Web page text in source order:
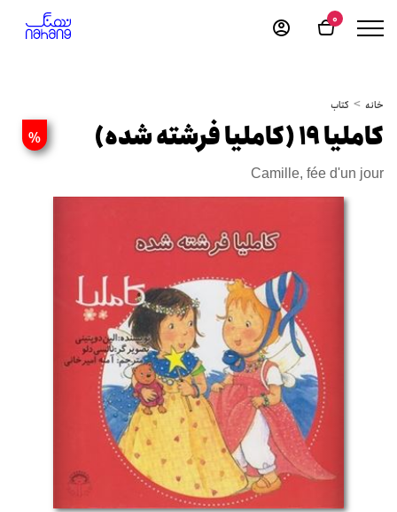
0
خانه کتاب
% کاملیا 19 (کاملیا فرشته شده)
Camille, fée d'un jour